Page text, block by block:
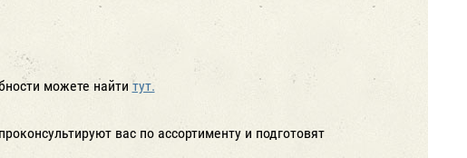
можете найти тут.
вас по ассортименту и подготовят